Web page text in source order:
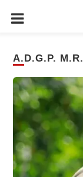
A.D.G.P.